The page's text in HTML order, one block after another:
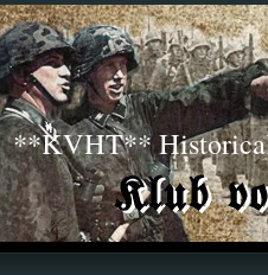
**KVHT** Historical